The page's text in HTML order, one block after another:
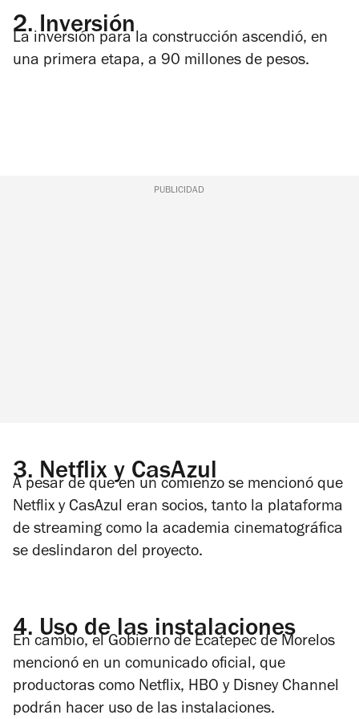
2.Inversión
La inversión para la construcción ascendió, en
una primera etapa, a 90 millones de pesos.
PUBLICIDAD
3. Netflix y CasAzul
A pesar de que en un comienzo se mencionó que
Netflix y CasAzul eran socios, tanto la plataforma
de streaming como la academia cinematográfica
se deslindaron del proyecto.
4. Uso de las instalaciones
En cambio, el Gobierno de Ecatepec de Morelos
mencionó en un comunicado oficial, que
productoras como Netflix, HBO y Disney Channel
podrán hacer uso de las instalaciones.